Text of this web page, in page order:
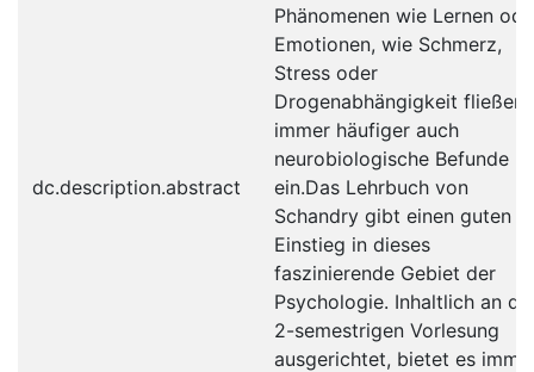
dc.description.abstract
Phänomenen wie Lernen
Emotionen, wie Schmerz,
Stress oder
Drogenabhängigkeit fließen
immer häufiger auch
neurobiologische Befunde
ein.Das Lehrbuch von
Schandry gibt einen guten
Einstieg in dieses
faszinierende Gebiet der
Psychologie. Inhaltlich an
2-semestrigen Vorlesung
ausgerichtet, bietet es